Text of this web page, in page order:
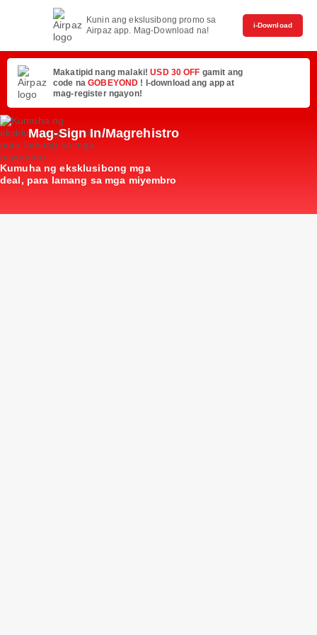
Kunin ang ekslusibong promo sa
Airpaz app. Mag-Download na!
i-Download
Makatipid nang malaki!USD 30 OFF gamit ang
code naGOBEYOND ! I-download ang app at
mag-register ngayon!
Mag-Sign In/Magrehistro
Kumuha ng eksklusibong mga
deal, para lamang sa mga miyembro